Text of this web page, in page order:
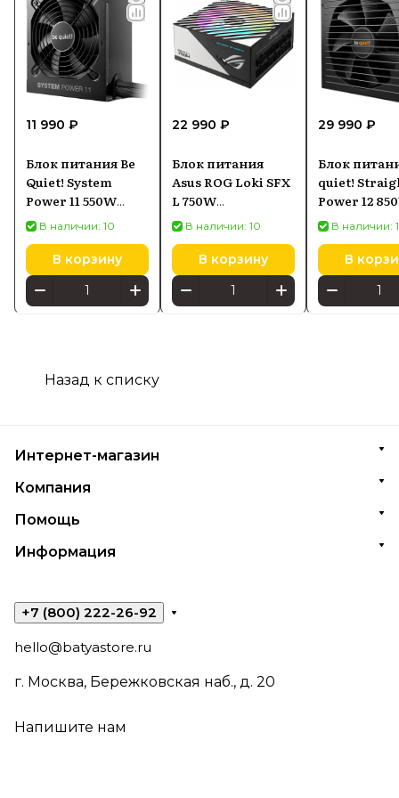
11 990 ₽
Блок питания Be
Quiet! System
Power 11 550W
ATX3.1 80+ Bronze
В наличии: 10
В корзину
22 990 ₽
Блок питания
Asus ROG Loki SFX
L 750W
(90YE00N4B0NA00)
В наличии: 10
В корзину
29 990 ₽
Блок
quiet!
Power 12
(BN337)
В наличии:
В
Назад к списку
Интернет-магазин
Компания
Помощь
Информация
+7 (800) 222-26-92
hello@batyastore.ru
г. Москва, Бережковская наб., д. 20
Напишите нам